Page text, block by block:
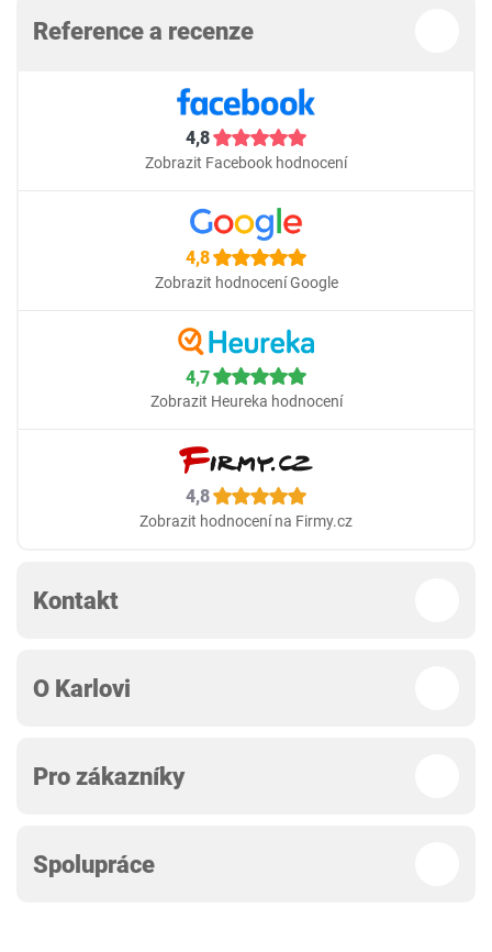
Reference a recenze
4,8
Zobrazit Facebook hodnocení
4,8
Zobrazit hodnocení Google
4,7
Zobrazit Heureka hodnocení
4,8
Zobrazit hodnocení na Firmy.cz
Kontakt
O Karlovi
Pro zákazníky
Spolupráce